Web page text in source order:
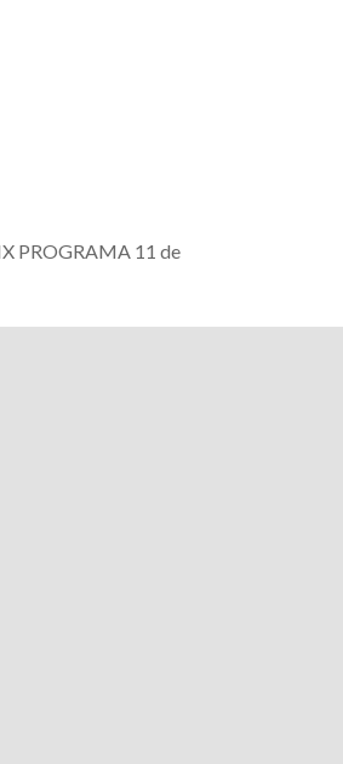
PROGRAMA 11 de